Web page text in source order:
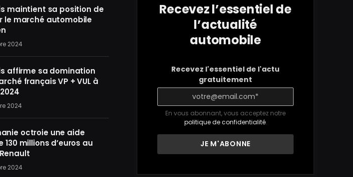
maintient sa position de
le marché automobile
2024
affirme sa domination
français VP + VUL à
2024
octroie une aide
130 millions d’euros au
2024
Recevez l’essentiel de
l’actualité
automobile
Recevez l'essentiel de l'actu
gratuitement
En vous abonnant, vous acceptez notre
politique de confidentialité.